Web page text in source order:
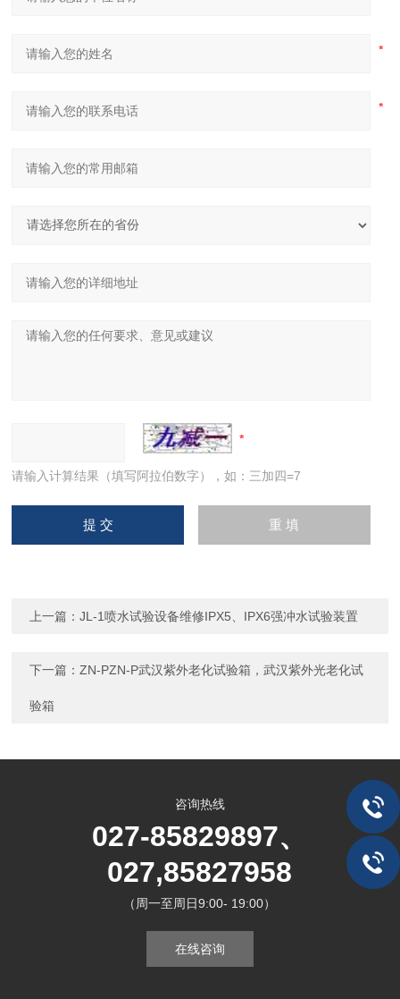
请输入计算结果（填写阿拉伯数字），如：三加四=7
上一篇：JL-1喷水试验设备维修IPX5、IPX6强冲水试验装置
下一篇：ZN-PZN-P武汉紫外老化试验箱，武汉紫外光老化试
验箱
咨询热线
027-85829897、
027,85827958
（周一至周日9:00- 19:00）
在线咨询